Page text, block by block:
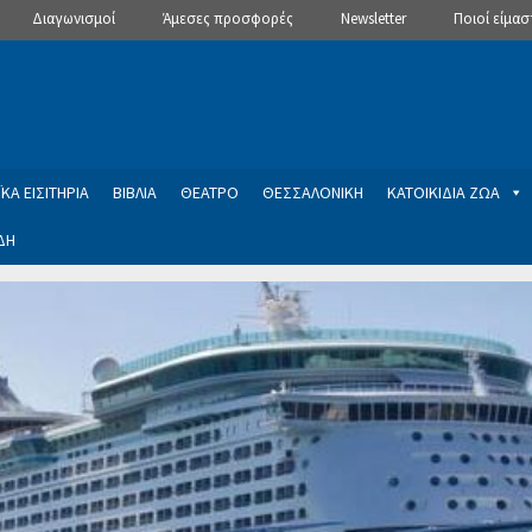
Διαγωνισμοί Άμεσες προσφορές Newsletter Ποιοί
ΕΙΣΙΤΗΡΙΑ ΒΙΒΛΙΑ ΘΕΑΤΡΟ ΘΕΣΣΑΛΟΝΙΚΗ ΚΑΤΟΙΚΙΔΙΑ ΖΩΑ
Newsletter
εγγραφής στο Newsletter του Dealistas.grΕπικοινωνία